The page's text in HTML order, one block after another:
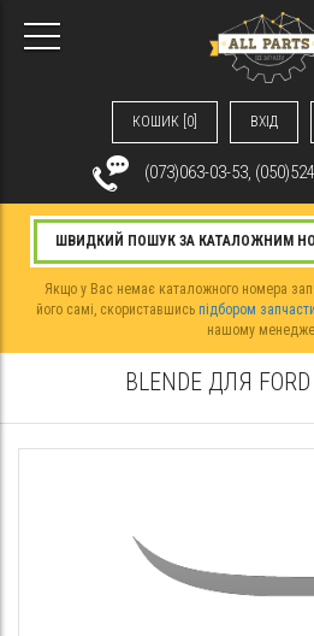
КОШИК [0] ВХIД
(073)063-03-53,
Якщо у Вас немає каталожного номера
його самі, скориставшись підбором
нашому
BLENDE ДЛЯ FORD